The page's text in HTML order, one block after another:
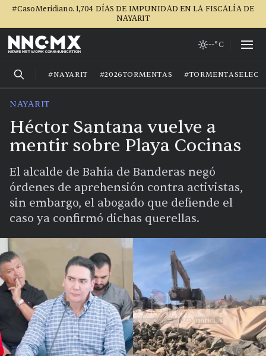
#CasoMeridiano. 1,704 DÍAS DE IMPUNIDAD EN LA FISCALÍA DE
NAYARIT
--°C
#NAYARIT #2026TORMENTAS
NAYARIT
Héctor Santana vuelve a
mentir sobre Playa Cocinas
El alcalde de Bahía de Banderas negó
órdenes de aprehensión contra activistas,
sin embargo, el abogado que defiende el
caso ya confirmó dichas querellas.